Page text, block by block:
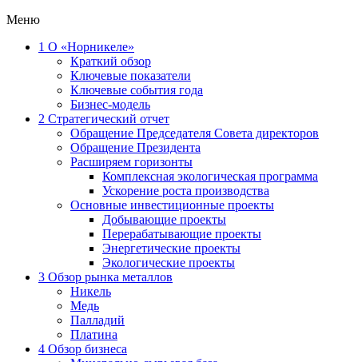
Меню
1 О «Норникеле»
Краткий обзор
Ключевые показатели
Ключевые события года
Бизнес-модель
2 Стратегический отчет
Обращение Председателя Совета директоров
Обращение Президента
Расширяем горизонты
Комплексная экологическая программа
Ускорение роста производства
Основные инвестиционные проекты
Добывающие проекты
Перерабатывающие проекты
Энергетические проекты
Экологические проекты
3 Обзор рынка металлов
Никель
Медь
Палладий
Платина
4 Обзор бизнеса